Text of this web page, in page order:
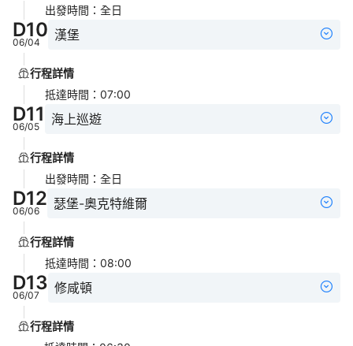
出發時間 ： 全日
D10
06/04 漢堡
行程詳情
抵達時間 ： 07:00
D11
06/05 海上巡遊
行程詳情
出發時間 ： 全日
D12
06/06 瑟堡-奧克特維爾
行程詳情
抵達時間 ： 08:00
D13
06/07 修咸頓
行程詳情